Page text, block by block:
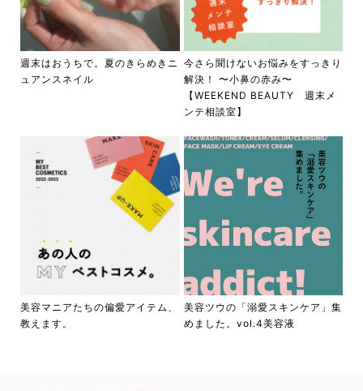
週末はおうちで。夏のきらめきニ
ュアンスネイル
今さら聞けないお悩みをすっきり
解決！ 〜小鼻の赤み〜
【WEEKEND BEAUTY 週末メ
ンテ相談室】
美容マニアたちの偏愛アイテム、
教えます。
美容ツウの「溺愛スキンケア」集
めました。vol.4美容液